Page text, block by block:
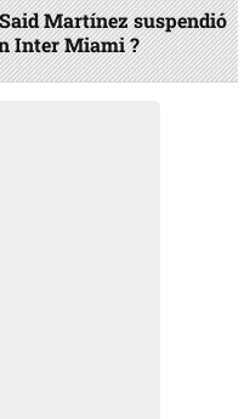
Martínez suspendió
Inter Miami ?